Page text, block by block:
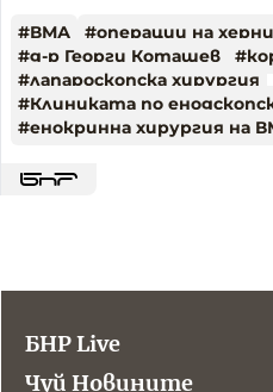
#ВМА #операции на
#д-р Георги Коташев #
#лапароскопска хирургия
#Клиниката по
#енокринна хирургия на
БНР Live
Чуй Новините